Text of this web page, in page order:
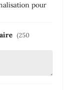
pour
(250